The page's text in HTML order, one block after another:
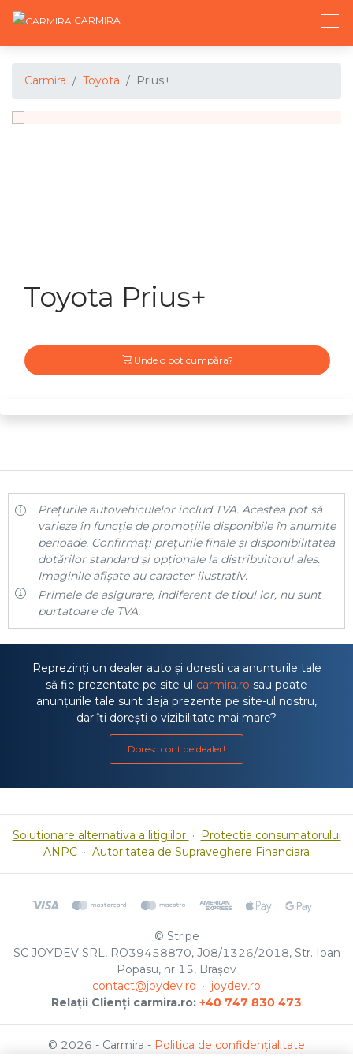
CARMIRA
Carmira Toyota Prius+
Toyota Prius+
Unde o pot cumpăra?
Prețurile autovehiculelor includ TVA. Acestea pot să
varieze în funcție de promoțiile disponibile în anumite
perioade. Confirmați prețurile finale și disponibilitatea
dotărilor standard și opționale la distribuitorul ales.
Imaginile afișate au caracter ilustrativ.
Primele de asigurare, indiferent de tipul lor, nu sunt
purtatoare de TVA.
Reprezinți un dealer auto și dorești ca anunțurile tale
să fie prezentate pe site-ul carmira.ro sau poate
anunțurile tale sunt deja prezente pe site-ul nostru,
dar îți dorești o vizibilitate mai mare?
Doresc cont de dealer!
Solutionare alternativa a litigiilor · Protectia consumatorului
ANPC · Autoritatea de Supraveghere Financiara
© Stripe
SC JOYDEV SRL, RO39458870, J08/1326/2018, Str. Ioan
Popasu, nr 15, Brașov
contact@joydev.ro · joydev.ro
Relații Clienți carmira.ro: +40 747 830 473
© 2026 - Carmira - Politica de confidențialitate